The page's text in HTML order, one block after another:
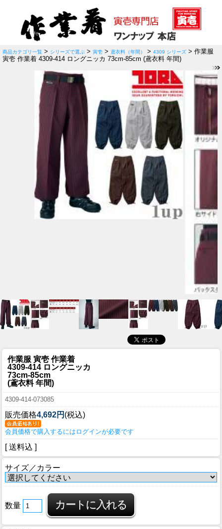
商品カテゴリ一覧 > シリーズで選ぶ > 寅壱 > 鳶衣料（年間） > 4309 シリーズ > 作業服
寅壱 作業着 4309-414 ロングニッカ 73cm-85cm (鳶衣料 年間)
作業服 寅壱 作業着
4309-414 ロングニッカ
73cm-85cm
(鳶衣料 年間)
4309-414-073085
販売価格4,692円 (税込)
会員価格で購入するにはログインが必要です
[ 送料込 ]
サイズ／カラー
数量